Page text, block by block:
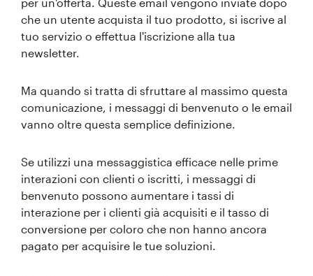
che un utente acquista il tuo prodotto, si iscrive al
tuo servizio o effettua l'iscrizione alla tua
newsletter.
Ma quando si tratta di sfruttare al massimo questa
comunicazione, i messaggi di benvenuto o le email
vanno oltre questa semplice definizione.
Se utilizzi una messaggistica efficace nelle prime
interazioni con clienti o iscritti, i messaggi di
benvenuto possono aumentare i tassi di
interazione per i clienti già acquisiti e il tasso di
conversione per coloro che non hanno ancora
pagato per acquisire le tue soluzioni.